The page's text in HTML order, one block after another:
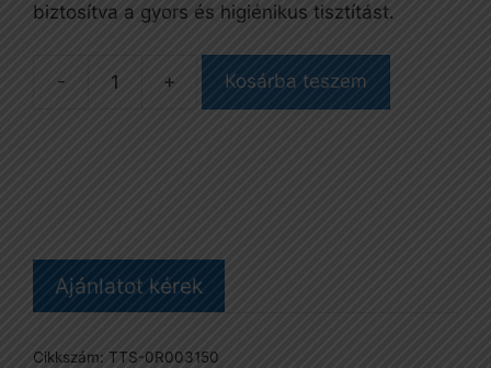
biztosítva a gyors és higiénikus tisztítást.
Green
Kosárba teszem
Ajánlatot kérek
Cikkszám: TTS-0R003150